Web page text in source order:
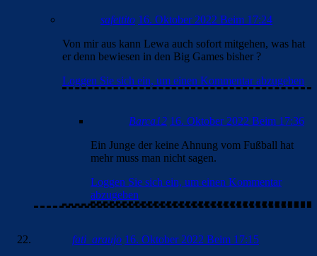
safettito 16. Oktober 2022 Beim 17:24
Von mir aus kann Lewa auch sofort mitgehen, was hat
er denn bewiesen in den Big Games bisher ?
Loggen Sie sich ein, um einen Kommentar abzugeben
Barca12 16. Oktober 2022 Beim 17:36
Ein Junge der keine Ahnung vom Fußball hat
mehr muss man nicht sagen.
Loggen Sie sich ein, um einen Kommentar
abzugeben
fati_araujo 16. Oktober 2022 Beim 17:15